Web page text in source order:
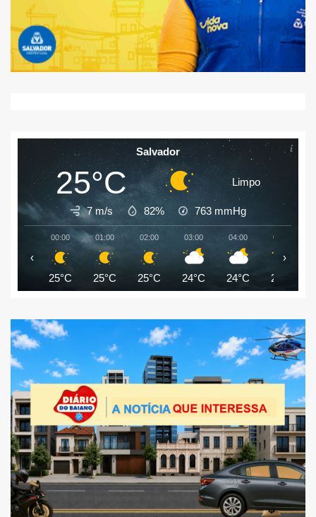
Salvador
25°C Limpo
7 m/s 82% 763 mmHg
00:00
25°C
01:00
25°C
02:00
25°C
03:00
24°C
04:00
24°C
05:00
24°C
‹ ›